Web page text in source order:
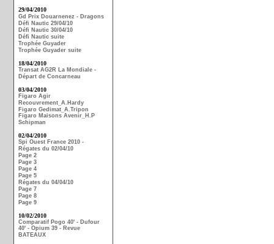
29/04/2010
Gd Prix Douarnenez - Dragons
Défi Nautic 29/04/10
Défi Nautic 30/04/10
Défi Nautic suite
Trophée Guyader
Trophée Guyader suite
18/04/2010
Transat AG2R La Mondiale -
Départ de Concarneau
03/04/2010
Figaro Agir
Recouvrement_A.Hardy
Figaro Gedimat_A.Tripon
Figaro Maisons Avenir_H.P
Schipman
02/04/2010
Spi Ouest France 2010 -
Régates du 02/04/10
Page 2
Page 3
Page 4
Page 5
Régates du 04/04/10
Page 7
Page 8
Page 9
10/02/2010
Comparatif Pogo 40' - Dufour
40' - Opium 39 - Revue
BATEAUX